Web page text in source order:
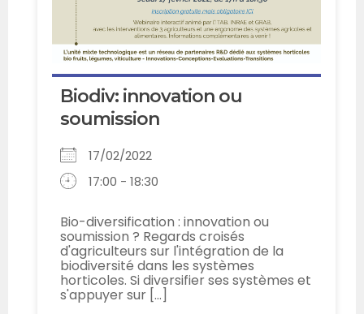
Biodiv: innovation ou
soumission
17/02/2022
17:00 - 18:30
Bio-diversification : innovation ou
soumission ? Regards croisés
d'agriculteurs sur l'intégration de la
biodiversité dans les systèmes
horticoles. Si diversifier ses systèmes et
s'appuyer sur [...]